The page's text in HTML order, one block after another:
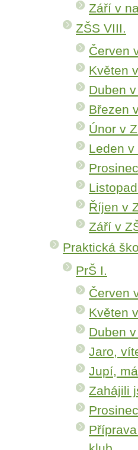
Září v
ZŠS VIII.
Červen
Květen
Duben
Březen
Únor v
Leden v
Říjen v
Září v
Praktická
PrŠ I.
Červen
Květen
Duben
Jaro,
Jupí,
Zahájili
Prosinec